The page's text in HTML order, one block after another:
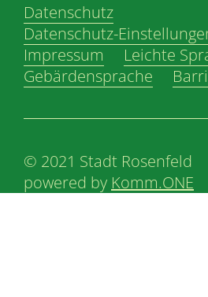
Datenschutz
Datenschutz-
Impressum
Leichte
Gebärdensprache
© 2021 Stadt Rosenfeld
powered by Komm.ONE